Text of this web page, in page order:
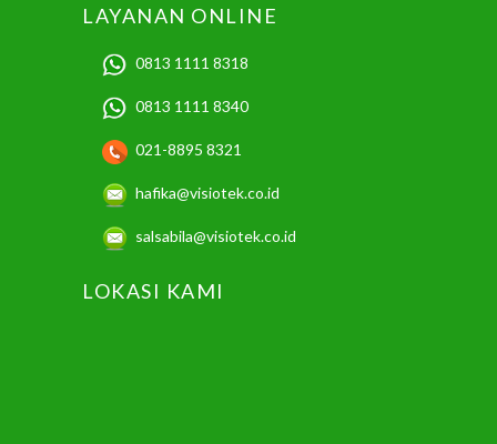
LAYANAN ONLINE
0813 1111 8318
0813 1111 8340
021-8895 8321
hafika@visiotek.co.id
salsabila@visiotek.co.id
LOKASI KAMI